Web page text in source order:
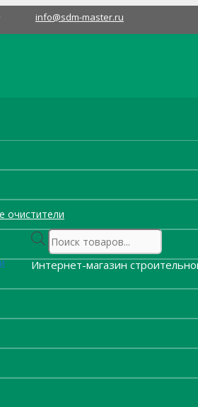
info@sdm-master.ru
Поиск
товаров
Интернет-магазин
очистители